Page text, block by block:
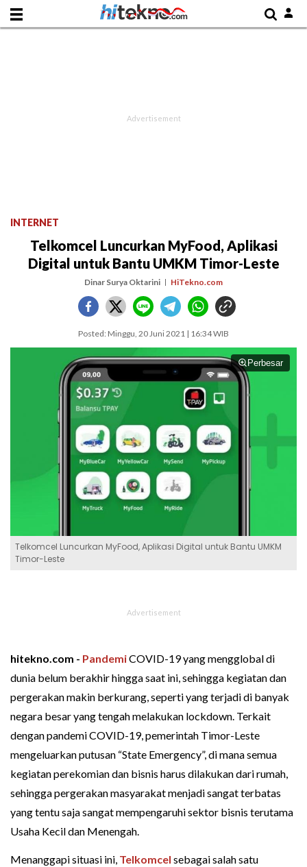
INTERNET
Telkomcel Luncurkan MyFood, Aplikasi
Digital untuk Bantu UMKM Timor-Leste
Dinar Surya Oktarini HiTekno.com
Posted: Minggu, 20 Juni 2021 | 16:34 WIB
Perbesar
Telkomcel Luncurkan MyFood, Aplikasi Digital untuk Bantu UMKM
Timor-Leste
hitekno.com - PandemiCOVID-19 yang mengglobal di
dunia belum berakhir hingga saat ini, sehingga kegiatan dan
pergerakan makin berkurang, seperti yang terjadi di banyak
negara besar yang tengah melakukan lockdown. Terkait
dengan pandemi COVID-19, pemerintah Timor-Leste
mengeluarkan putusan “State Emergency”, di mana semua
kegiatan perekomian dan bisnis harus dilakukan dari rumah,
sehingga pergerakan masyarakat menjadi sangat terbatas
yang tentu saja sangat mempengaruhi sektor bisnis terutama
Usaha Kecil dan Menengah.
Menanggapi situasi ini, Telkomcel sebagai salah satu